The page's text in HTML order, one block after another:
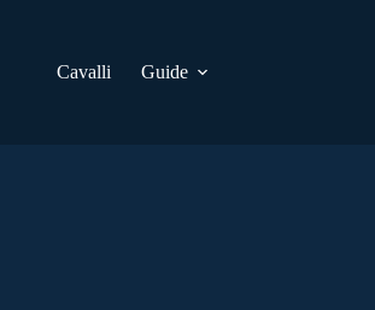
Cavalli Guide